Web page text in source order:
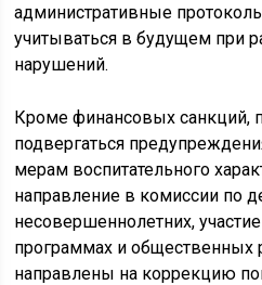
административные
учитываться в будущем при
нарушений.
Кроме финансовых санкций,
подвергаться
мерам воспитательного
направление в комиссии по
несовершеннолетних,
программах и общественных
направлены на коррекцию